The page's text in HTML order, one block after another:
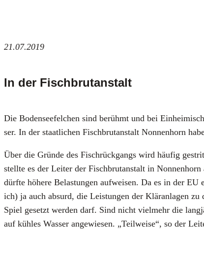
21.07.2019
In der Fischbrutanstalt
Die Boden­see­fel­chen sind berühmt und bei
ser. In der staat­li­chen Fisch­brut­an­stalt Non­nen­horn
Über die Grün­de des Fisch­rück­gangs wird häu­fig
stell­te es der Lei­ter der Fisch­brut­an­stalt in
dürf­te höhe­re Belas­tun­gen auf­wei­sen. Da es in der
ich) ja auch absurd, die Leis­tun­gen der Klär­an­la­gen
Spiel gesetzt wer­den darf. Sind nicht viel­mehr die
auf küh­les Was­ser ange­wie­sen. „Teil­wei­se“, so der